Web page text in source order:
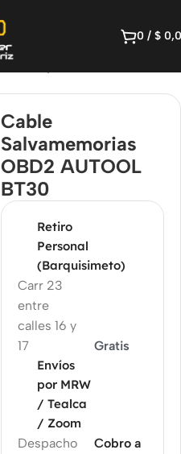
0 / $
Cable
Salvamemorias
OBD2 AUTOOL
BT30
Retiro
Personal
(Barquisimeto)
Carr 23
entre
calles 16 y
17
Gratis
Envíos
por MRW
/ Tealca
/ Zoom
Despacho
Cobro a